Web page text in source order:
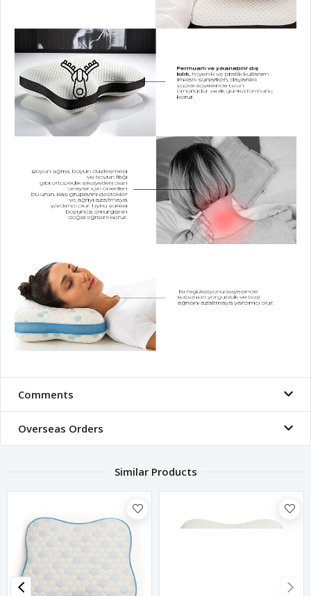
Comments
Overseas Orders
Similar Products